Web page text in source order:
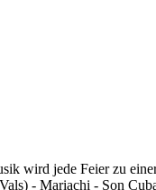
wird jede Feier zu
- Mariachi - Son